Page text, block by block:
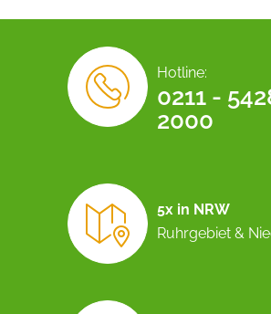
Hotline:
0211 -
2000
5x in NRW
Ruhrgebiet &